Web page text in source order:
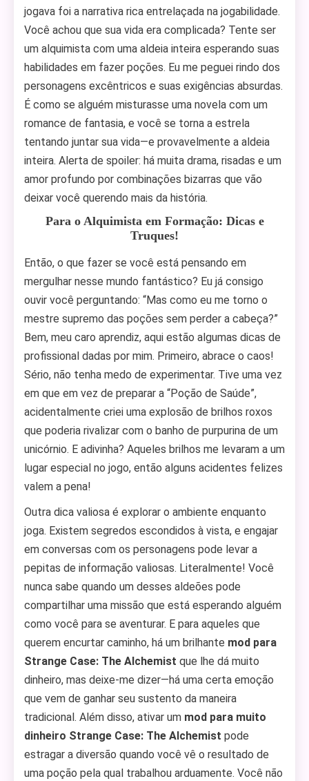
jogava foi a narrativa rica entrelaçada na jogabilidade.
Você achou que sua vida era complicada? Tente ser
um alquimista com uma aldeia inteira esperando suas
habilidades em fazer poções. Eu me peguei rindo dos
personagens excêntricos e suas exigências absurdas.
É como se alguém misturasse uma novela com um
romance de fantasia, e você se torna a estrela
tentando juntar sua vida—e provavelmente a aldeia
inteira. Alerta de spoiler: há muita drama, risadas e um
amor profundo por combinações bizarras que vão
deixar você querendo mais da história.
Para o Alquimista em Formação: Dicas e
Truques!
Então, o que fazer se você está pensando em
mergulhar nesse mundo fantástico? Eu já consigo
ouvir você perguntando: “Mas como eu me torno o
mestre supremo das poções sem perder a cabeça?”
Bem, meu caro aprendiz, aqui estão algumas dicas de
profissional dadas por mim. Primeiro, abrace o caos!
Sério, não tenha medo de experimentar. Tive uma vez
em que em vez de preparar a “Poção de Saúde”,
acidentalmente criei uma explosão de brilhos roxos
que poderia rivalizar com o banho de purpurina de um
unicórnio. E adivinha? Aqueles brilhos me levaram a um
lugar especial no jogo, então alguns acidentes felizes
valem a pena!
Outra dica valiosa é explorar o ambiente enquanto
joga. Existem segredos escondidos à vista, e engajar
em conversas com os personagens pode levar a
pepitas de informação valiosas. Literalmente! Você
nunca sabe quando um desses aldeões pode
compartilhar uma missão que está esperando alguém
como você para se aventurar. E para aqueles que
querem encurtar caminho, há um brilhante mod para
Strange Case: The Alchemist que lhe dá muito
dinheiro, mas deixe-me dizer—há uma certa emoção
que vem de ganhar seu sustento da maneira
tradicional. Além disso, ativar um mod para muito
dinheiro Strange Case: The Alchemist pode
estragar a diversão quando você vê o resultado de
uma poção pela qual trabalhou arduamente. Você não